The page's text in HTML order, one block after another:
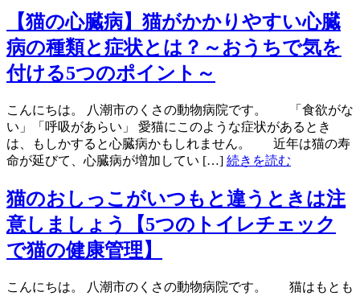
【猫の心臓病】猫がかかりやすい心臓
病の種類と症状とは？～おうちで気を
付ける5つのポイント～
こんにちは。 八潮市のくさの動物病院です。 「食欲がな
い」「呼吸があらい」 愛猫にこのような症状があるとき
は、もしかすると心臓病かもしれません。 近年は猫の寿
命が延びて、心臓病が増加してい […] 続きを読む
猫のおしっこがいつもと違うときは注
意しましょう【5つのトイレチェック
で猫の健康管理】
こんにちは。 八潮市のくさの動物病院です。 猫はもとも